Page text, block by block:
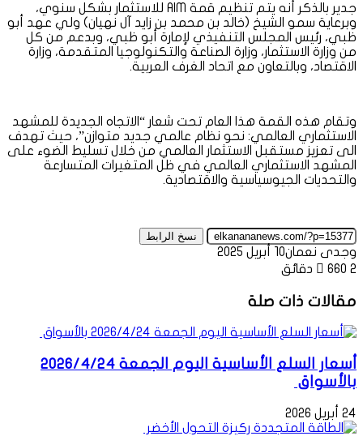
جدير بالذكر أنه يتم تنظيم قمة AIM للاستثمار بشكل سنوي،
وبرعاية سمو الشيخ (خالد بن محمد بن زايد آل نهيان) ولي عهد أبو
ظبي، رئيس المجلس التنفيذي لإمارة أبو ظبي، وبدعم من كل
من وزارة الاستثمار، وزارة الصناعة والتكنولوجيا المتقدمة، وزارة
الاقتصاد، وبالتعاون مع اتحاد الغرف العربية.
وتقام هذه القمة هذا العام تحت شعار “الاتجاه الجديدة للمشهد
الاستثماري العالمي: نحو نظام عالمي جديد متوازن”، حيث تهدف
الى تعزيز مستقبل الاستثمار العالمي من خلال تسليط الضوء على
المشهد الاستثماري العالمي في ظل المتغيرات المتسارعة
والتحديات الجيوسياسية والاقتصادية.
نسخ الرابط
وجدى نعمان10 أبريل 2025
660 2 دقائق
مقالات ذات صلة
أسعار السلع الأساسية اليوم الجمعة 2026/4/24
بالأسواق
24 أبريل 2026